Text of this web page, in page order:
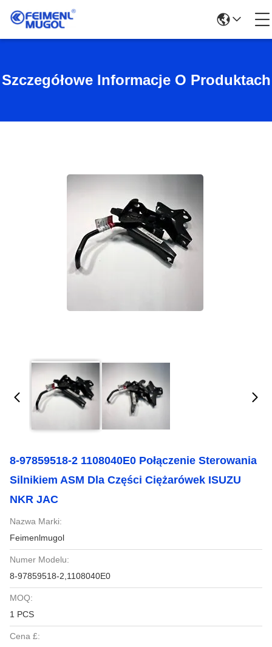
Szczegółowe Informacje O Produktach
8-97859518-2 1108040E0 Połączenie Sterowania
Silnikiem ASM Dla Części Ciężarówek ISUZU
NKR JAC
Nazwa Marki:
Feimenlmugol
Numer Modelu:
8-97859518-2,1108040E0
MOQ:
1 PCS
Cena £: